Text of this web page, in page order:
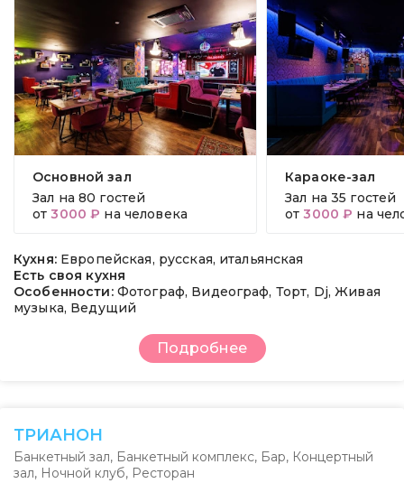
Основной зал
Зал на 80 гостей
от3000 ₽ на человека
Караоке-зал
Зал на 35 гостей
от3000 ₽ на
Кухня: Европейская, русская, итальянская
Есть своя кухня
Особенности: Фотограф, Видеограф, Торт, Dj, Живая
музыка, Ведущий
Подробнее
ТРИАНОН
Банкетный зал, Банкетный комплекс, Бар, Концертный
зал, Ночной клуб, Ресторан